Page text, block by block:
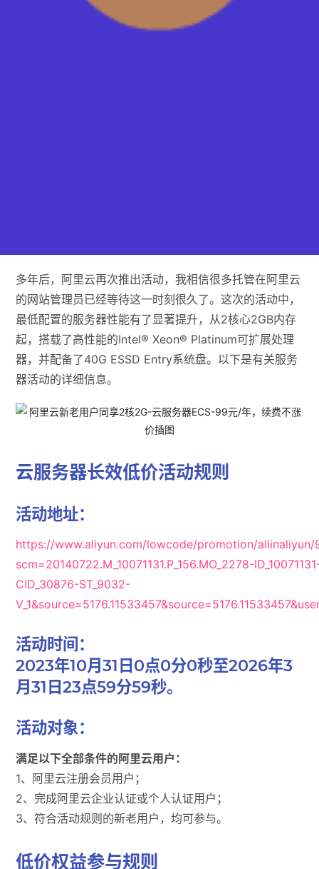
多年后，阿里云再次推出活动，我相信很多托管在阿里云
的网站管理员已经等待这一时刻很久了。这次的活动中，
最低配置的服务器性能有了显著提升，从2核心2GB内存
起，搭载了高性能的Intel® Xeon® Platinum可扩展处理
器，并配备了40G ESSD Entry系统盘。以下是有关服务
器活动的详细信息。
云服务器长效低价活动规则
活动地址：
https://www.aliyun.com/lowcode/promotion/allinaliyun/
scm=20140722.M_10071131.P_156.MO_2278-
CID_30876-ST_9032-
活动时间 ：
2023年10月31日0点0分0秒至2026年3
月31日23点59分59秒。
活动对象：
满足以下全部条件的阿里云用户：
1、阿里云注册会员用户；
2、完成阿里云企业认证或个人认证用户；
3、符合活动规则的新老用户，均可参与。
低价权益参与规则